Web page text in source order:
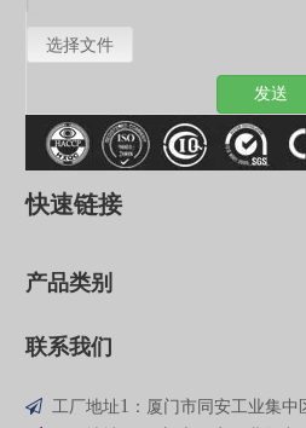
选择文件
发送
快速链接
产品类别
联系我们
 工厂地址1 ：厦门市同安工业集中